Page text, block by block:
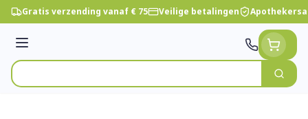
Ga naar de inhoud
Gratis verzending vanaf € 75 Veilige betalingen
Menu
Product, merk, categorie...
Zoek